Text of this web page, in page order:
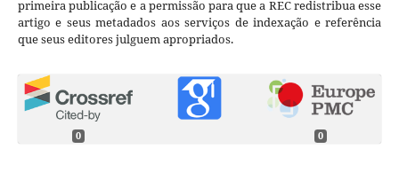
primeira publicação e a permissão para que a REC redistribua esse
artigo e seus metadados aos serviços de indexação e referência
que seus editores julguem apropriados.
0 0